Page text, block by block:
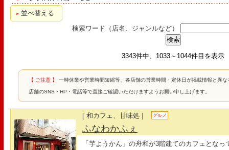
並べ替える
検索ワード（店名、ジャンルなど）
3343件中、1033～1044件目を表示
【 ご注意 】 一時休業や営業時間短縮等、各店舗の営業時間・定休日が掲載情報と異
店舗のSNS・HP・電話等で直接ご確認いただけますようお願い申し上げます。
[ 和カフェ、甘味処 ] グルメ
ふなわかふぇ
「芋ようかん」の舟和が3階建てのカフェとなっ